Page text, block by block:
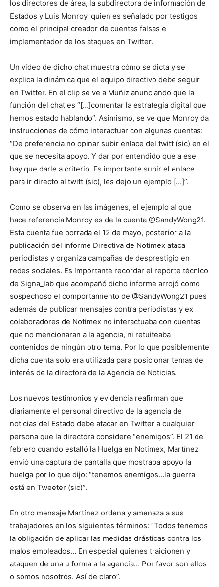
los directores de área, la subdirectora de información de
Estados y Luis Monroy, quien es señalado por testigos
como el principal creador de cuentas falsas e
implementador de los ataques en Twitter.
Un video de dicho chat muestra cómo se dicta y se
explica la dinámica que el equipo directivo debe seguir
en Twitter. En el clip se ve a Muñiz anunciando que la
función del chat es “[…]comentar la estrategia digital que
hemos estado hablando”. Asimismo, se ve que Monroy da
instrucciones de cómo interactuar con algunas cuentas:
“De preferencia no opinar subir enlace del twitt (sic) en el
que se necesita apoyo. Y dar por entendido que a ese
hay que darle a criterio. Es importante subir el enlace
para ir directo al twitt (sic), les dejo un ejemplo […]”.
Como se observa en las imágenes, el ejemplo al que
hace referencia Monroy es de la cuenta @SandyWong21.
Esta cuenta fue borrada el 12 de mayo, posterior a la
publicación del informe Directiva de Notimex ataca
periodistas y organiza campañas de desprestigio en
redes sociales. Es importante recordar el reporte técnico
de Signa_lab que acompañó dicho informe arrojó como
sospechoso el comportamiento de @SandyWong21 pues
además de publicar mensajes contra periodistas y ex
colaboradores de Notimex no interactuaba con cuentas
que no mencionaran a la agencia, ni retuiteaba
contenidos de ningún otro tema. Por lo que posiblemente
dicha cuenta solo era utilizada para posicionar temas de
interés de la directora de la Agencia de Noticias.
Los nuevos testimonios y evidencia reafirman que
diariamente el personal directivo de la agencia de
noticias del Estado debe atacar en Twitter a cualquier
persona que la directora considere “enemigos”. El 21 de
febrero cuando estalló la Huelga en Notimex, Martínez
envió una captura de pantalla que mostraba apoyo la
huelga por lo que dijo: “tenemos enemigos…la guerra
está en Tweeter (sic)”.
En otro mensaje Martínez ordena y amenaza a sus
trabajadores en los siguientes términos: “Todos tenemos
la obligación de aplicar las medidas drásticas contra los
malos empleados… En especial quienes traicionen y
ataquen de una u forma a la agencia… Por favor son ellos
o somos nosotros. Así de claro”.